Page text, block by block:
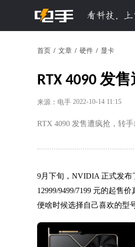
首页 文章 硬件 显卡
RTX 4090 发
来源：电手 2022-10-14 11:15
RTX 4090 发售遭疯抢，转
9月下旬，NVIDIA 正式发布
12999/9499/7199 元的起售价
便啥时候选择自己喜欢的型